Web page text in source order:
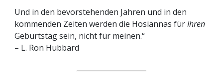
Und in den bevorstehenden Jahren und in den
kommenden Zeiten werden die Hosiannas fürIhren
Geburtstag sein, nicht für meinen.“
– L. Ron Hubbard